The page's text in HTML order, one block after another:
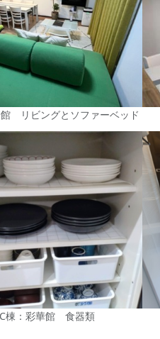
館 リビングとソファーベッド
C棟：彩華館 食器類